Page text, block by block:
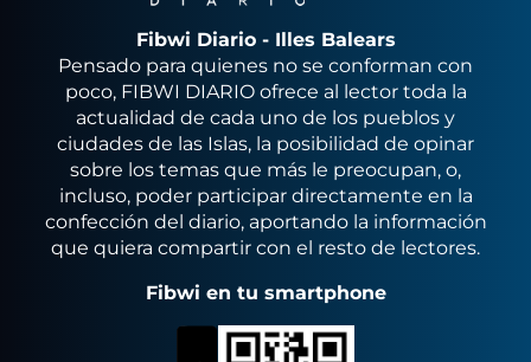
Fibwi Diario - Illes Balears
Pensado para quienes no se conforman con
poco, FIBWI DIARIO ofrece al lector toda la
actualidad de cada uno de los pueblos y
ciudades de las Islas, la posibilidad de opinar
sobre los temas que más le preocupan, o,
incluso, poder participar directamente en la
confección del diario, aportando la información
que quiera compartir con el resto de lectores.
Fibwi en tu smartphone